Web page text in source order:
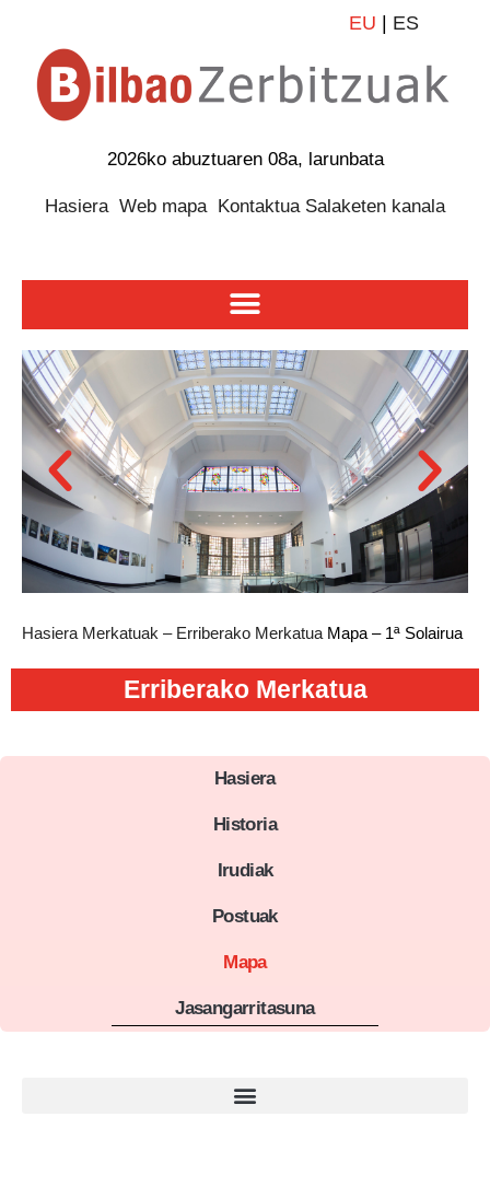
EU ES
2026ko abuztuaren 08a, larunbata
Hasiera Web mapa Kontaktua Salaketen kanala
Hasiera Merkatuak – Erriberako Merkatua Mapa – 1ª Solairua
Erriberako Merkatua
Hasiera
Historia
Irudiak
Postuak
Mapa
Jasangarritasuna